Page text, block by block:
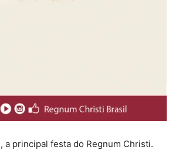
a principal festa do Regnum Christi.